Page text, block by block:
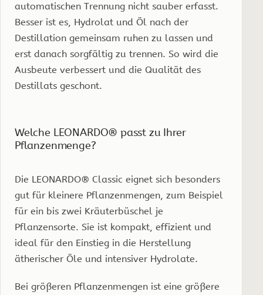
automatischen Trennung nicht sauber erfasst.
Besser ist es, Hydrolat und Öl nach der
Destillation gemeinsam ruhen zu lassen und
erst danach sorgfältig zu trennen. So wird die
Ausbeute verbessert und die Qualität des
Destillats geschont.
Welche LEONARDO® passt zu Ihrer
Pflanzenmenge?
Die LEONARDO® Classic eignet sich besonders
gut für kleinere Pflanzenmengen, zum Beispiel
für ein bis zwei Kräuterbüschel je
Pflanzensorte. Sie ist kompakt, effizient und
ideal für den Einstieg in die Herstellung
ätherischer Öle und intensiver Hydrolate.
Bei größeren Pflanzenmengen ist eine größere